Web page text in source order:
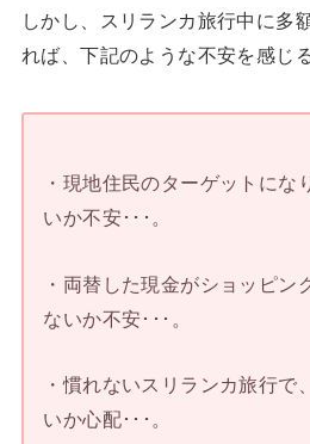
しかし、スリランカ旅行中に多
れば、下記のような不安を感じ
・現地住民のターゲットにな
いか不安･･･。
・両替した現金がショッピン
ないか不安･･･。
・慣れないスリランカ旅行で
いか心配･･･。